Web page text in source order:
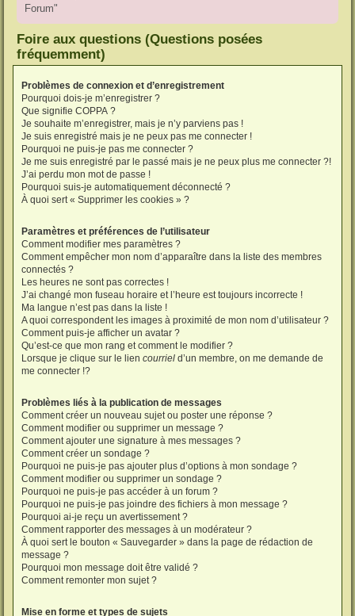
Forum"
Foire aux questions (Questions posées
fréquemment)
Problèmes de connexion et d’enregistrement
Pourquoi dois-je m’enregistrer ?
Que signifie COPPA ?
Je souhaite m’enregistrer, mais je n’y parviens pas !
Je suis enregistré mais je ne peux pas me connecter !
Pourquoi ne puis-je pas me connecter ?
Je me suis enregistré par le passé mais je ne peux plus me connecter ?!
J’ai perdu mon mot de passe !
Pourquoi suis-je automatiquement déconnecté ?
À quoi sert « Supprimer les cookies » ?
Paramètres et préférences de l’utilisateur
Comment modifier mes paramètres ?
Comment empêcher mon nom d’apparaître dans la liste des membres
connectés ?
Les heures ne sont pas correctes !
J’ai changé mon fuseau horaire et l’heure est toujours incorrecte !
Ma langue n’est pas dans la liste !
A quoi correspondent les images à proximité de mon nom d’utilisateur ?
Comment puis-je afficher un avatar ?
Qu’est-ce que mon rang et comment le modifier ?
Lorsque je clique sur le lien courriel d’un membre, on me demande de
me connecter !?
Problèmes liés à la publication de messages
Comment créer un nouveau sujet ou poster une réponse ?
Comment modifier ou supprimer un message ?
Comment ajouter une signature à mes messages ?
Comment créer un sondage ?
Pourquoi ne puis-je pas ajouter plus d’options à mon sondage ?
Comment modifier ou supprimer un sondage ?
Pourquoi ne puis-je pas accéder à un forum ?
Pourquoi ne puis-je pas joindre des fichiers à mon message ?
Pourquoi ai-je reçu un avertissement ?
Comment rapporter des messages à un modérateur ?
À quoi sert le bouton « Sauvegarder » dans la page de rédaction de
message ?
Pourquoi mon message doit être validé ?
Comment remonter mon sujet ?
Mise en forme et types de sujets